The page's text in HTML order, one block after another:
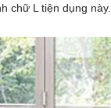
chữ L tiện dụng này.